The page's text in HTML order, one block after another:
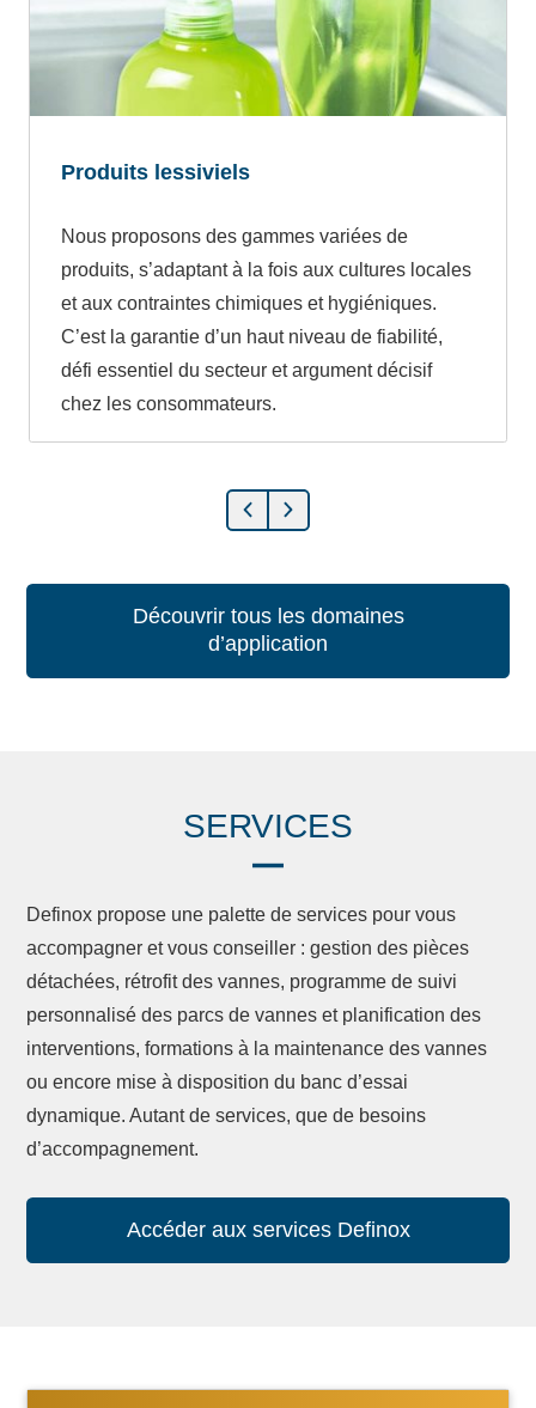
Produits lessiviels
Nous proposons des gammes variées de
produits, s’adaptant à la fois aux cultures locales
et aux contraintes chimiques et hygiéniques.
C’est la garantie d’un haut niveau de fiabilité,
défi essentiel du secteur et argument décisif
chez les consommateurs.
Découvrir tous les domaines
d’application
SERVICES
Definox propose une palette de services pour vous
accompagner et vous conseiller : gestion des pièces
détachées, rétrofit des vannes, programme de suivi
personnalisé des parcs de vannes et planification des
interventions, formations à la maintenance des vannes
ou encore mise à disposition du banc d’essai
dynamique. Autant de services, que de besoins
d’accompagnement.
Accéder aux services Definox